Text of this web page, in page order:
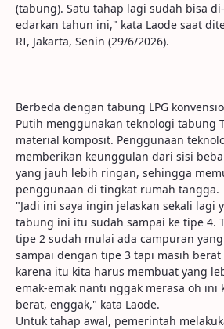
(tabung). Satu tahap lagi sudah bisa
edarkan tahun ini," kata Laode saat
RI, Jakarta, Senin (29/6/2026).
Berbeda dengan tabung LPG
Putih menggunakan teknologi tabung
material komposit. Penggunaan
memberikan keunggulan dari sisi
yang jauh lebih ringan, sehingga
penggunaan di tingkat rumah tangga.
"Jadi ini saya ingin jelaskan sekali lagi
tabung ini itu sudah sampai ke tipe 4.
tipe 2 sudah mulai ada campuran
sampai dengan tipe 3 tapi masih berat
karena itu kita harus membuat yang
emak-emak nanti nggak merasa oh ini
berat, enggak," kata Laode.
Untuk tahap awal, pemerintah